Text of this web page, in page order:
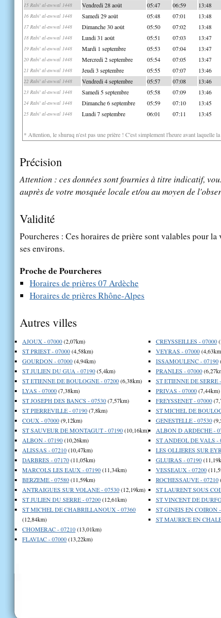
15 Rabi' al-awwal 1448 Vendredi 28 août 05:47 06:59 13:48
16 Rabi' al-awwal 1448 Samedi 29 août 05:48 07:01 13:48
17 Rabi' al-awwal 1448 Dimanche 30 août 05:50 07:02 13:48
18 Rabi' al-awwal 1448 Lundi 31 août 05:51 07:03 13:47
19 Rabi' al-awwal 1448 Mardi 1 septembre 05:53 07:04 13:47
20 Rabi' al-awwal 1448 Mercredi 2 septembre 05:54 07:05 13:47
21 Rabi' al-awwal 1448 Jeudi 3 septembre 05:55 07:07 13:46
22 Rabi' al-awwal 1448 Vendredi 4 septembre 05:57 07:08 13:46
23 Rabi' al-awwal 1448 Samedi 5 septembre 05:58 07:09 13:46
24 Rabi' al-awwal 1448 Dimanche 6 septembre 05:59 07:10 13:45
25 Rabi' al-awwal 1448 Lundi 7 septembre 06:01 07:11 13:45
* Attention, le shuruq n'est pas une prière ! C'est simplement l'heure avant laquelle
Précision
Attention : ces données sont fournies à titre indicatif,
auprès de votre mosquée locale et/ou au moyen de
Validité
Pourcheres : Ces horaires de prière sont valables pour
ses environs.
Proche de Pourcheres
Horaires de prières 07 Ardèche
Horaires de prières Rhône-Alpes
Autres villes
AJOUX - 07000(2,07km)
ST PRIEST - 07000(4,58km)
GOURDON - 07000(4,94km)
ST JULIEN DU GUA - 07190(5,4km)
ST ETIENNE DE BOULOGNE - 07200(6,38km)
LYAS - 07000(7,38km)
ST JOSEPH DES BANCS - 07530(7,57km)
ST PIERREVILLE - 07190(7,8km)
COUX - 07000(9,12km)
ST SAUVEUR DE MONTAGUT - 07190(10,16km)
ALBON - 07190(10,26km)
ALISSAS - 07210(10,47km)
DARBRES - 07170(11,05km)
MARCOLS LES EAUX - 07190(11,34km)
BERZEME - 07580(11,59km)
ANTRAIGUES SUR VOLANE - 07530(12,19km)
ST JULIEN DU SERRE - 07200(12,61km)
ST MICHEL DE CHABRILLANOUX - 07360
(12,84km)
CHOMERAC - 07210(13,01km)
FLAVIAC - 07000(13,22km)
CREYSSEILLES - 07000
VEYRAS - 07000
ISSAMOULENC - 07190
PRANLES - 07000
ST ETIENNE DE SERRE
PRIVAS - 07000(7,44km)
FREYSSENET - 07000
ST MICHEL DE
GENESTELLE - 07530
ALBON D ARDECHE -
ST ANDEOL DE VALS -
LES OLLIERES SUR
GLUIRAS - 07190
VESSEAUX - 07200
ROCHESSAUVE - 07210
ST LAURENT SOUS
ST VINCENT DE
ST GINEIS EN COIRON
ST MAURICE EN